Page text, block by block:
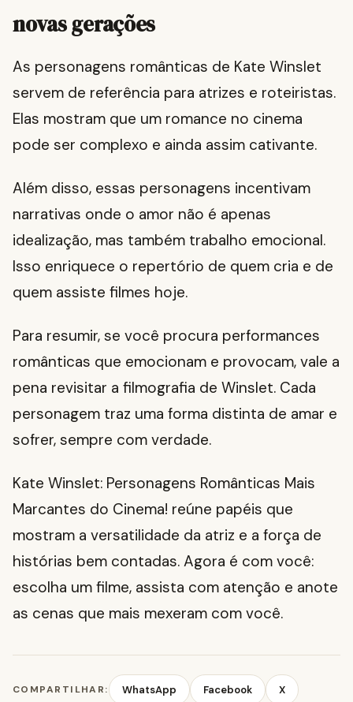
novas gerações
As personagens românticas de Kate Winslet
servem de referência para atrizes e roteiristas.
Elas mostram que um romance no cinema
pode ser complexo e ainda assim cativante.
Além disso, essas personagens incentivam
narrativas onde o amor não é apenas
idealização, mas também trabalho emocional.
Isso enriquece o repertório de quem cria e de
quem assiste filmes hoje.
Para resumir, se você procura performances
românticas que emocionam e provocam, vale a
pena revisitar a filmografia de Winslet. Cada
personagem traz uma forma distinta de amar e
sofrer, sempre com verdade.
Kate Winslet: Personagens Românticas Mais
Marcantes do Cinema! reúne papéis que
mostram a versatilidade da atriz e a força de
histórias bem contadas. Agora é com você:
escolha um filme, assista com atenção e anote
as cenas que mais mexeram com você.
COMPARTILHAR: WhatsApp Facebook X